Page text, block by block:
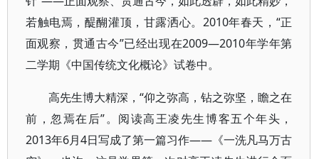
若触电焉，醍醐灌顶，甘露洒心。2010年春天，“正
面观察，贯通古今”已经出现在2009—2010年学年第
二学期《中国传统文化概论》试卷中。
高先生博大精深，“仰之弥高，钻之弥坚，瞻之在
前，忽焉在后”。阅读高王凌先生博客五个年头，
2013年6月4日写成了第一篇习作——《一洗凡马万古